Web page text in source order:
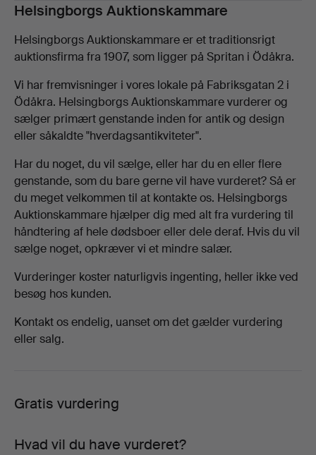
Beskrivelse
Helsingborgs Auktionskammare
Helsingborgs Auktionskammare er et traditionsrigt
auktionsfirma fra 1907, som ligger på Spritan i Ödåkra.
Vi har fremvisninger i vores lokale på Fabriksgatan 2 i
Ödåkra. Helsingborgs Auktionskammare vurderer og
sælger primært genstande inden for antik og design
eller såkaldte "hverdagsantikviteter".
Har du noget, du vil sælge, eller har du en eller flere
genstande, som du bare gerne vil have vurderet? Så er
du meget velkommen til at kontakte os. Helsingborgs
Auktionskammare hjælper dig med alt fra vurdering til
håndtering af hele dødsboer eller dele deraf. Hvis du vil
sælge noget, opkræver vi et mindre salær.
Vurderinger koster naturligvis ingenting, heller ikke ved
besøg hos kunden.
Kontakt os endelig, uanset om det gælder vurdering
eller salg.
Gratis vurdering
Hvad vil du have vurderet?